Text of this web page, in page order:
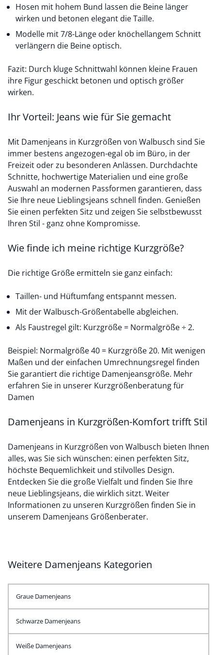
Hosen mit hohem Bund lassen die Beine länger
wirken und betonen elegant die Taille.
Modelle mit 7/8-Länge oder knöchellangem Schnitt
verlängern die Beine optisch.
Fazit: Durch kluge Schnittwahl können kleine Frauen
ihre Figur geschickt betonen und optisch größer
wirken.
Ihr Vorteil: Jeans wie für Sie gemacht
Mit Damenjeans in Kurzgrößen von Walbusch sind Sie
immer bestens angezogen-egal ob im Büro, in der
Freizeit oder zu besonderen Anlässen. Durchdachte
Schnitte, hochwertige Materialien und eine große
Auswahl an modernen Passformen garantieren, dass
Sie Ihre neue Lieblingsjeans schnell finden. Genießen
Sie einen perfekten Sitz und zeigen Sie selbstbewusst
Ihren Stil - ganz ohne Kompromisse.
Wie finde ich meine richtige Kurzgröße?
Die richtige Größe ermitteln sie ganz einfach:
Taillen- und Hüftumfang entspannt messen.
Mit der Walbusch-Größentabelle abgleichen.
Als Faustregel gilt: Kurzgröße = Normalgröße ÷ 2.
Beispiel: Normalgröße 40 = Kurzgröße 20. Mit wenigen
Maßen und der einfachen Umrechnungsregel finden
Sie garantiert die richtige Damenjeansgröße. Mehr
erfahren Sie in unserer Kurzgrößenberatung für
Damen
Damenjeans in Kurzgrößen-Komfort trifft Stil
Damenjeans in Kurzgrößen von Walbusch bieten Ihnen
alles, was Sie sich wünschen: einen perfekten Sitz,
höchste Bequemlichkeit und stilvolles Design.
Entdecken Sie die große Vielfalt und finden Sie Ihre
neue Lieblingsjeans, die wirklich sitzt. Weiter
Informationen zu unseren Kurzgrößen finden Sie in
unserem Damenjeans Größenberater.
Weitere Damenjeans Kategorien
Graue Damenjeans
Schwarze Damenjeans
Weiße Damenjeans